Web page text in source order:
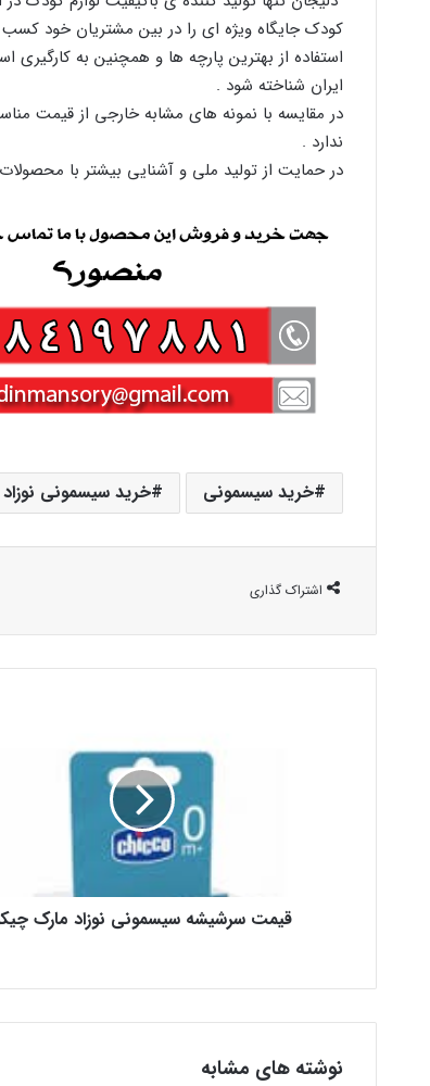
کودک جایگاه ویژه ای را در بین مشتریان خود
استفاده از بهترین پارچه ها و همچنین به کارگیری
ایران شناخته شود .
در مقایسه با نمونه های مشابه خارجی از قیمت
ندارد .
در حمایت از تولید ملی و آشنایی بیشتر با
خرید سیسمونی خرید سیسمونی نوزاد
اشتراک گذاری
قیمت سرشیشه سیسمونی نوزاد مارک
نوشته های مشابه